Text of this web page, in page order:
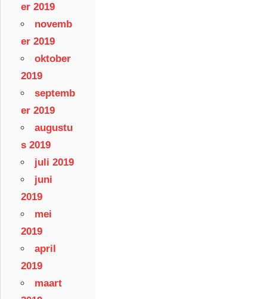
er 2019
novemb
er 2019
oktober
2019
septemb
er 2019
augustu
s 2019
juli 2019
juni
2019
mei
2019
april
2019
maart